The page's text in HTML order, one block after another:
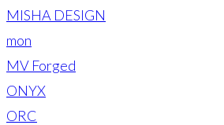
MISHA DESIGN
mon
MV Forged
ONYX
ORC